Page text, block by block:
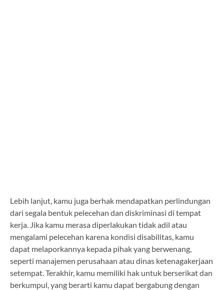
Lebih lanjut, kamu juga berhak mendapatkan perlindungan
dari segala bentuk pelecehan dan diskriminasi di tempat
kerja. Jika kamu merasa diperlakukan tidak adil atau
mengalami pelecehan karena kondisi disabilitas, kamu
dapat melaporkannya kepada pihak yang berwenang,
seperti manajemen perusahaan atau dinas ketenagakerjaan
setempat. Terakhir, kamu memiliki hak untuk berserikat dan
berkumpul, yang berarti kamu dapat bergabung dengan